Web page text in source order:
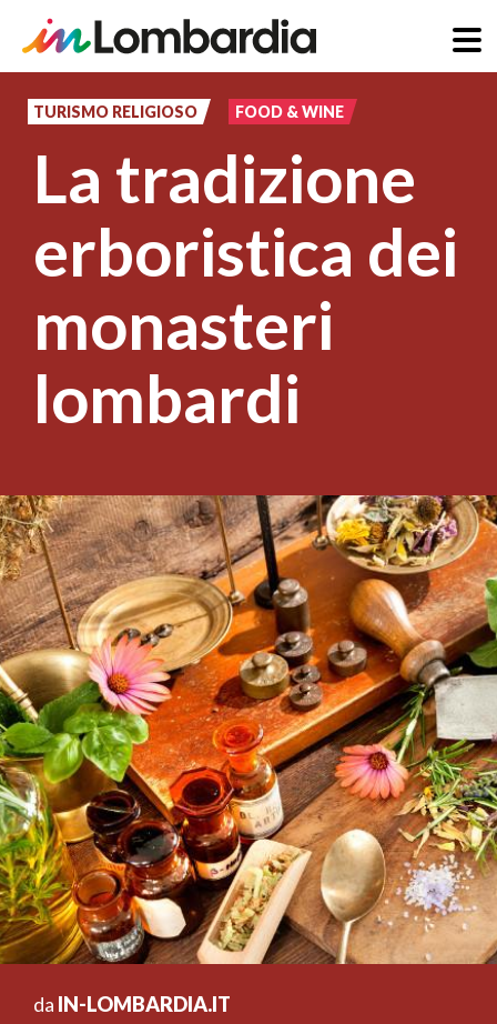
principale
TURISMO RELIGIOSO FOOD & WINE
La tradizione
erboristica dei
monasteri
lombardi
da IN-LOMBARDIA.IT